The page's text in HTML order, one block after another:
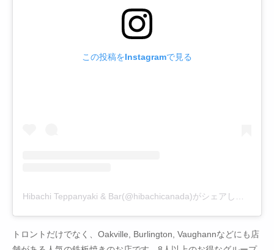
この投稿をInstagramで見る
トロントだけでなく、Oakville, Burlington, Vaughannなどにも店